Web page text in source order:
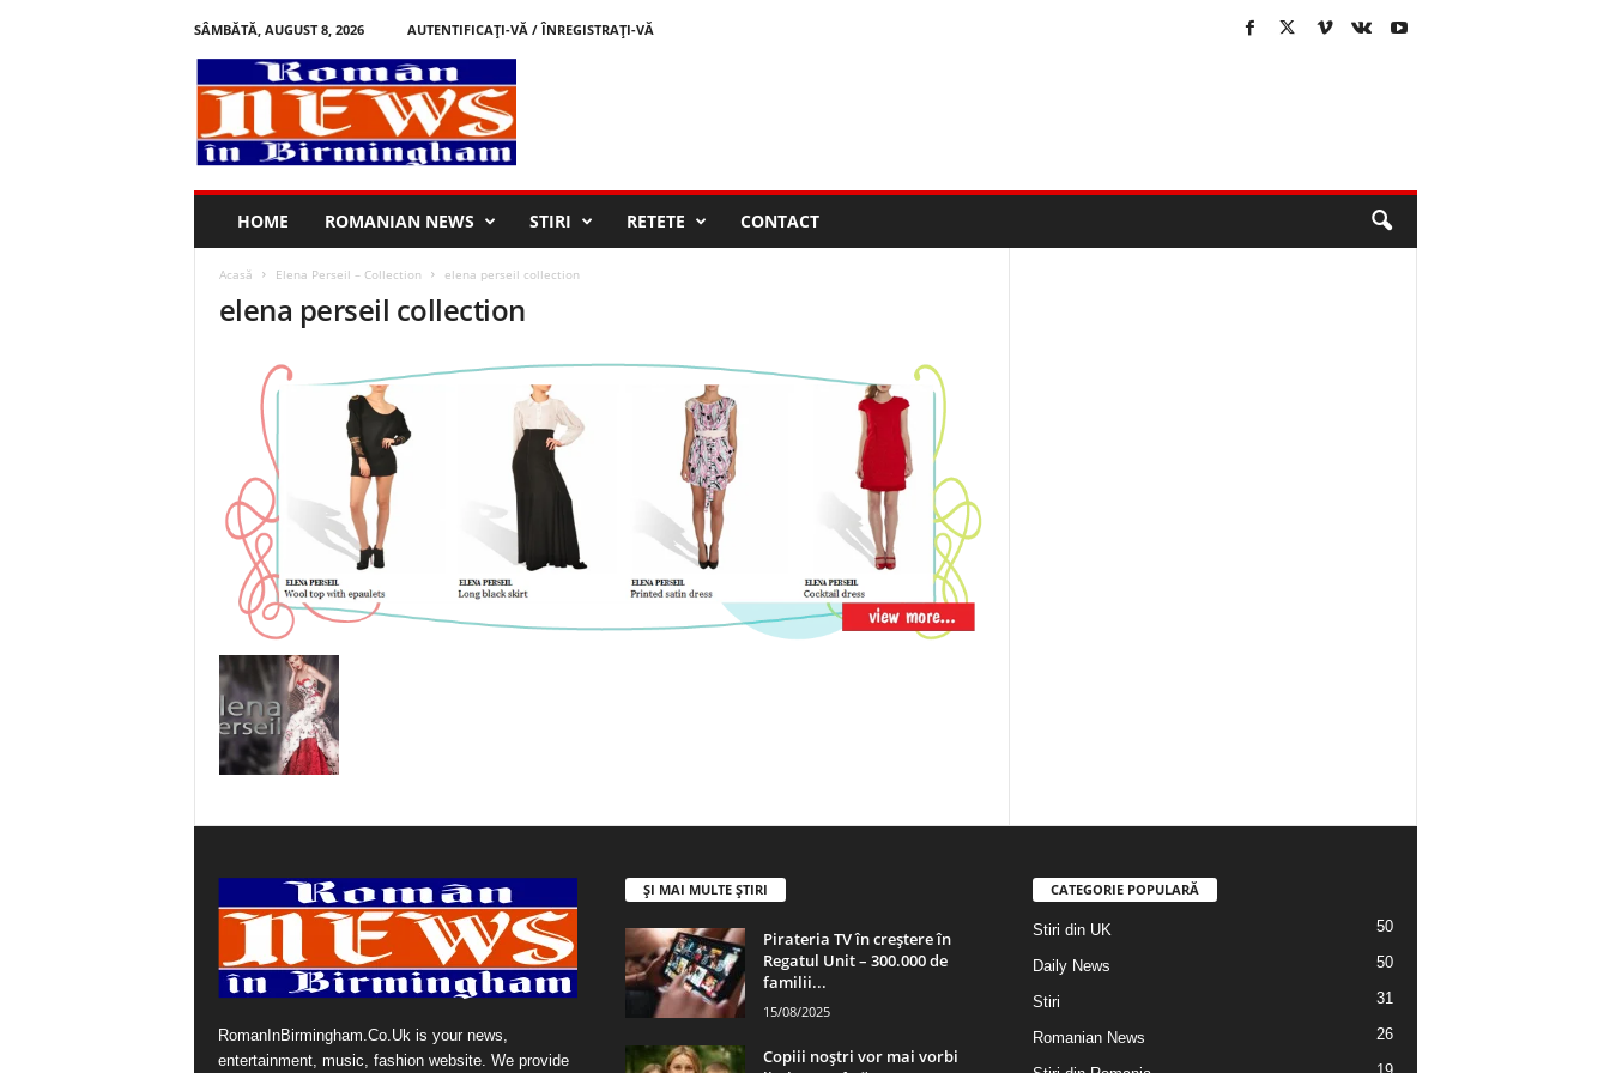
SÂMBĂTĂ, AUGUST 8, 2026
AUTENTIFICAȚI-VĂ / ÎNREGISTRAȚI-VĂ
R
o
â
HOME ROMANIAN NEWS STIRI RETETE CONTACT
Acasă Elena Perseil – Collection elena perseil collection
elena perseil collection
RomanInBirmingham.Co.Uk is your news,
entertainment, music, fashion website. We provide
ȘI MAI MULTE ȘTIRI
Pirateria TV în creștere în
Regatul Unit – 300.000 de
familii...
15/08/2025
Copiii noștri vor mai vorbi
CATEGORIE POPULARĂ
Stiri din UK 50
Daily News 50
Stiri 31
Romanian News 26